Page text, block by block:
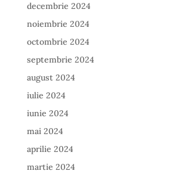
decembrie 2024
noiembrie 2024
octombrie 2024
septembrie 2024
august 2024
iulie 2024
iunie 2024
mai 2024
aprilie 2024
martie 2024